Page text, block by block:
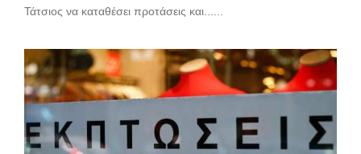
Τάτσιος να καταθέσει προτάσεις και......